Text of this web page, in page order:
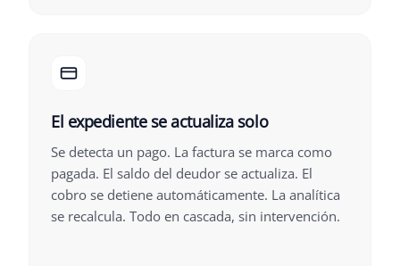
El expediente se actualiza solo
Se detecta un pago. La factura se marca como
pagada. El saldo del deudor se actualiza. El
cobro se detiene automáticamente. La analítica
se recalcula. Todo en cascada, sin intervención.